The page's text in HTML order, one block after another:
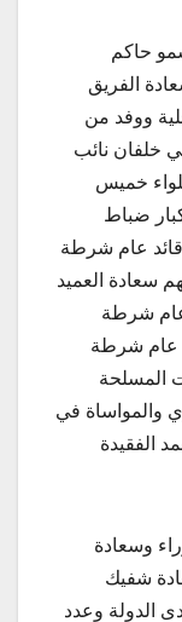
حاكم
الفريق
ووفد من
خلفان نائب
خميس
ضباط
عام شرطة
سعادة العميد
عام شرطة
عام شرطة
المسلحة
والمواساة في
الفقيدة
وسعادة
شفيك
الدولة وعدد